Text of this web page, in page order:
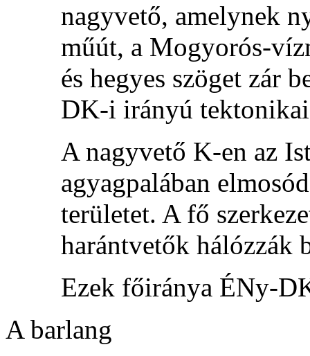
nagyvető, amelynek
műút, a Mogyorós-
és hegyes szöget zár
DK-i irányú
A nagyvető K-en az
agyagpalában
területet. A fő
harántvetők hálózzák
Ezek főiránya ÉNy-
A barlang